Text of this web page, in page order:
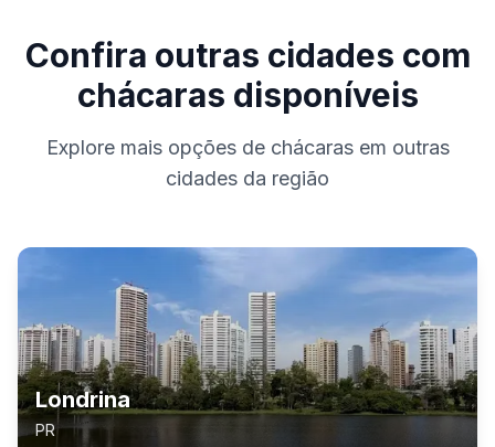
Confira outras cidades com
chácaras disponíveis
Explore mais opções de chácaras em outras
cidades da região
Londrina
PR